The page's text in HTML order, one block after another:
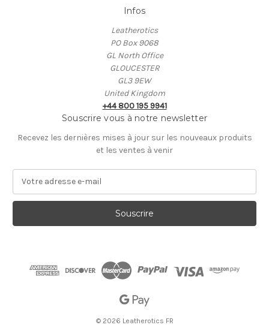
Infos
Leatherotics
PO Box 9068
GL North Office
GLOUCESTER
GL3 9EW
United Kingdom
+44 800 195 9941
Souscrire vous à notre newsletter
Recevez les dernières mises à jour sur les nouveaux produits
et les ventes à venir
r
s
© 2026 Leatherotics FR